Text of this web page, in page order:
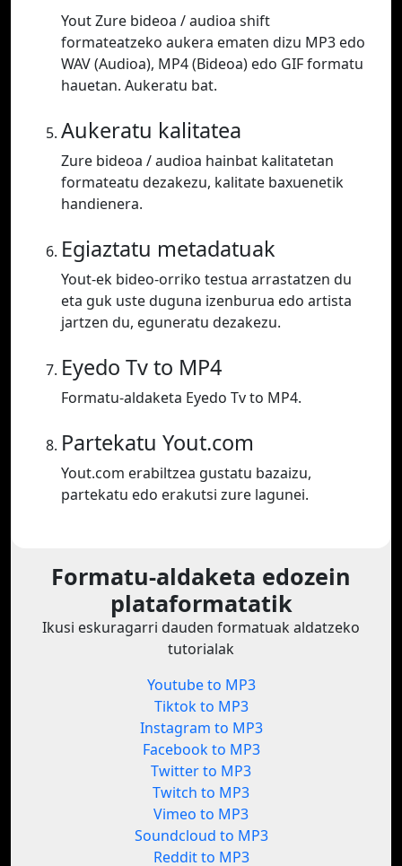
Yout Zure bideoa / audioa shift
formateatzeko aukera ematen dizu MP3 edo
WAV (Audioa), MP4 (Bideoa) edo GIF formatu
hauetan. Aukeratu bat.
Aukeratu kalitatea
Zure bideoa / audioa hainbat kalitatetan
formateatu dezakezu, kalitate baxuenetik
handienera.
Egiaztatu metadatuak
Yout-ek bideo-orriko testua arrastatzen du
eta guk uste duguna izenburua edo artista
jartzen du, eguneratu dezakezu.
Eyedo Tv to MP4
Formatu-aldaketa Eyedo Tv to MP4.
Partekatu Yout.com
Yout.com erabiltzea gustatu bazaizu,
partekatu edo erakutsi zure lagunei.
Formatu-aldaketa edozein
plataformatatik
Ikusi eskuragarri dauden formatuak aldatzeko
tutorialak
Youtube to MP3
Tiktok to MP3
Instagram to MP3
Facebook to MP3
Twitter to MP3
Twitch to MP3
Vimeo to MP3
Soundcloud to MP3
Reddit to MP3